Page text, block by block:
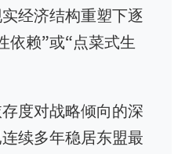
经济结构重塑下逐
依赖”或“点菜式生
度对战略倾向的深
续多年稳居东盟最